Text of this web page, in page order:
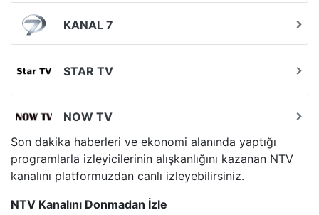
KANAL 7
STAR TV
NOW TV
BEYAZ TV
SHOW TV
Son dakika haberleri ve ekonomi alanında yaptığı
programlarla izleyicilerinin alışkanlığını kazanan NTV
kanalını platformuzdan canlı izleyebilirsiniz.
NTV Kanalını Donmadan İzle